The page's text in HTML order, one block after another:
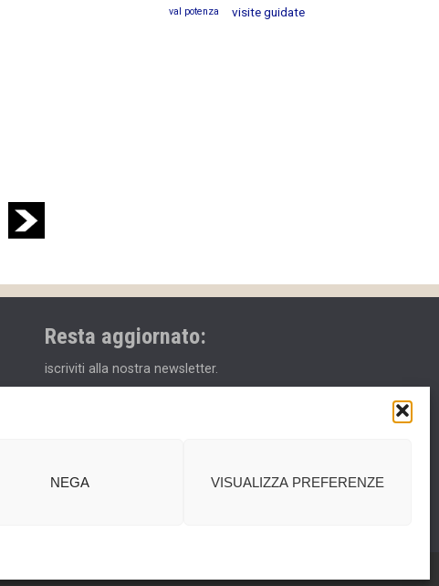
NEGA VISUALIZZA PREFERENZE
val potenza visite guidate
Resta aggiornato:
iscriviti alla nostra newsletter.